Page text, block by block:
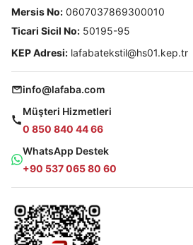
Mersis No: 0607037869300010
Ticari Sicil No: 50195-95
KEP Adresi: lafabatekstil@hs01.kep.tr
info@lafaba.com
Müşteri Hizmetleri
0 850 840 44 66
WhatsApp Destek
+90 537 065 80 60